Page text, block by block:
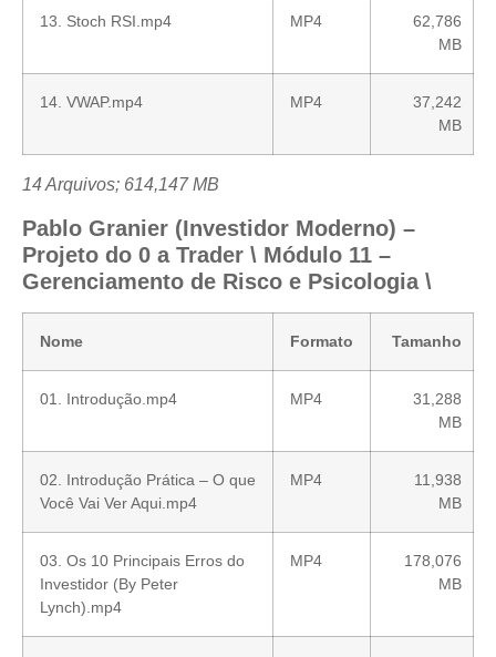
13. Stoch RSI.mp4 MP4
62,786
MB
14. VWAP.mp4 MP4
37,242
MB
14 Arquivos; 614,147 MB
Pablo Granier (Investidor Moderno) –
Projeto do 0 a Trader \ Módulo 11 –
Gerenciamento de Risco e Psicologia \
Nome Formato Tamanho
01. Introdução.mp4 MP4
31,288
MB
02. Introdução Prática – O que
Você Vai Ver Aqui.mp4
MP4
11,938
MB
03. Os 10 Principais Erros do
Investidor (By Peter
Lynch).mp4
MP4
178,076
MB